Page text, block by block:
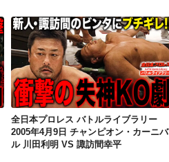
全日本プロレス バトルライブラリー 2005年4月9日 チャンピオン・カーニバル 川田利明 VS 諏訪間幸平
全日本プロレス バトルライブラリー
2005年4月9日 チャンピオン・カーニバ
ル 川田利明 VS 諏訪間幸平